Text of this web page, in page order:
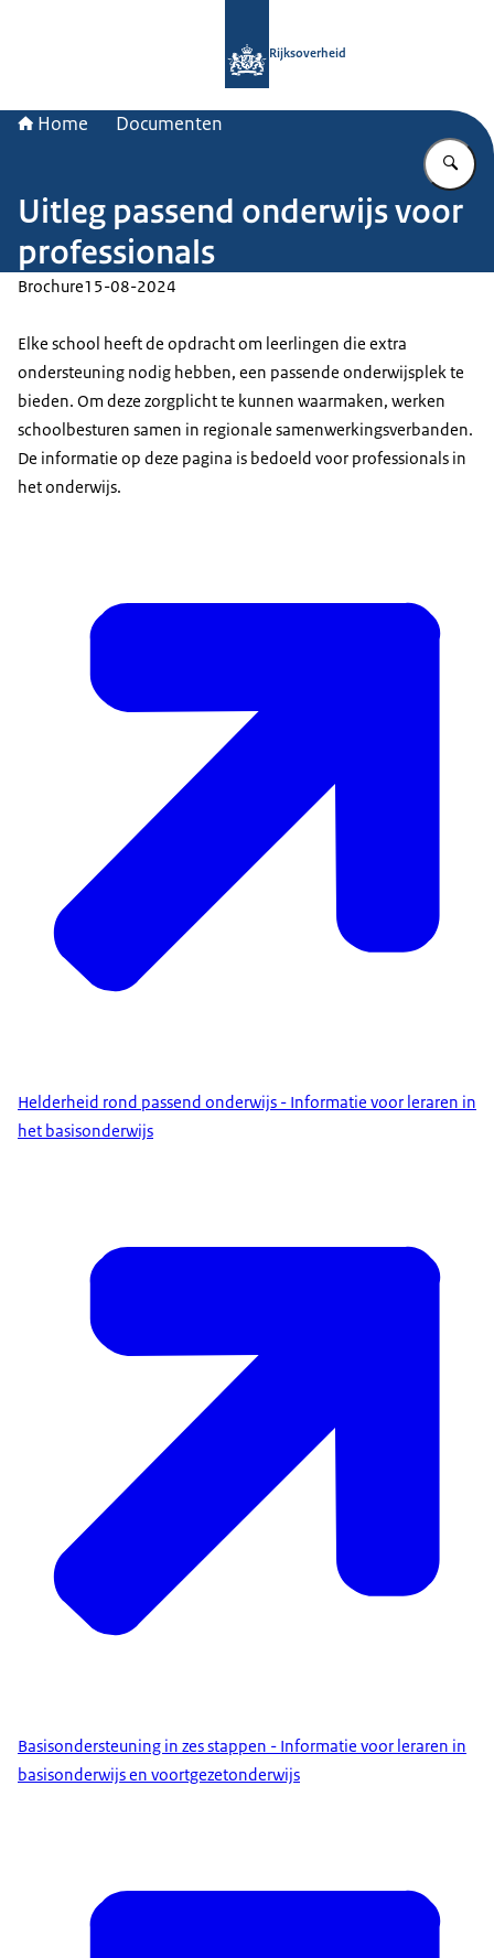
Rijksoverheid
Home Documenten
Uitleg passend onderwijs voor
professionals
Brochure15-08-2024
Elke school heeft de opdracht om leerlingen die extra
ondersteuning nodig hebben, een passende onderwijsplek te
bieden. Om deze zorgplicht te kunnen waarmaken, werken
schoolbesturen samen in regionale samenwerkingsverbanden.
De informatie op deze pagina is bedoeld voor professionals in
het onderwijs.
Helderheid rond passend onderwijs - Informatie voor leraren in
het basisonderwijs
Basisondersteuning in zes stappen - Informatie voor leraren in
basisonderwijs en voortgezetonderwijs